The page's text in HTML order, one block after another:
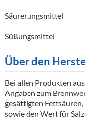
Säurerungsmittel
Süßungsmittel
Über den
Bei allen Produkten
Angaben zum
gesättigten
sowie den Wert für Salz